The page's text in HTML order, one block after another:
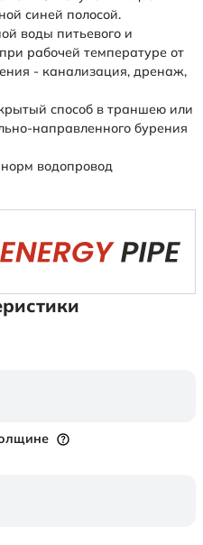
синей полосой.
воды питьевого и
рабочей температуре от
- канализация, дренаж,
способ в траншею или
направленного бурения
водопровод